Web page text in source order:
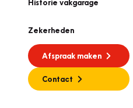
Historie vakgarage
Zekerheden
Afspraak maken
Contact